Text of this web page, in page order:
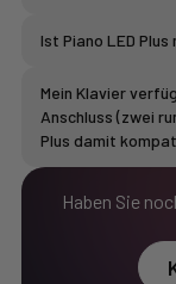
die mitgelieferten
Der WEISSE LED-
Ist Piano LED
Mein Klavier
Anschluss (zwei
Plus damit
MIDI-Kabel kaufen
Haben Sie